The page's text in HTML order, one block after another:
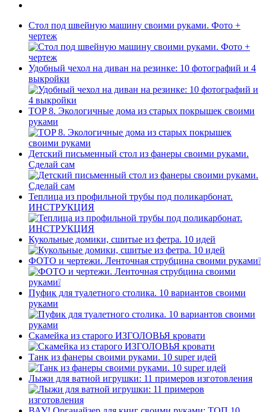
Стол под швейную машину своими руками. Фото +
чертеж
Удобный чехол на диван на резинке: 10 фотографий и 4
выкройки
TOP 8. Экологичные дома из старых покрышек своими
руками
Детский письменный стол из фанеры своими руками.
Сделай сам
Теплица из профильной трубы под поликарбонат.
ИНСТРУКЦИЯ
Кукольные домики, сшитые из фетра. 10 идей
ФОТО и чертежи. Ленточная струбцина своими руками❕
Пуфик для туалетного столика. 10 вариантов своими
руками
Скамейка из старого ИЗГОЛОВЬЯ кровати
Танк из фанеры своими руками. 10 super идей
Лыжи для ватной игрушки: 11 примеров изготовления